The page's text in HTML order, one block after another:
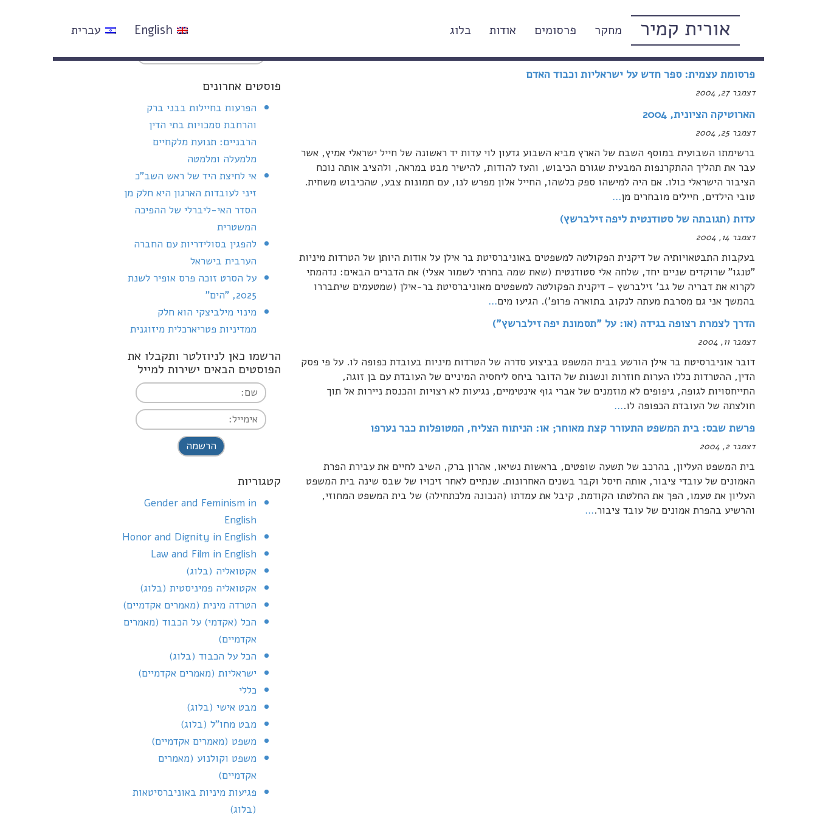
אורית קמיר מחקר פרסומים אודות בלוג עברית English
דצמבר, 2004
פרסומת עצמית: ספר חדש על ישראליות וכבוד האדם
דצמבר 27, 2004
הארוטיקה הציונית, 2004
דצמבר 25, 2004
ברשימתו השבועית במוסף השבת של הארץ מביא השבוע גדעון לוי עדות יד ראשונה של חייל ישראלי אמיץ, אשר
עבר את תהליך ההתקרנפות המבעית שגורם הכיבוש, והעז להודות, להישיר מבט במראה, ולהציב אותה נוכח
הציבור הישראלי כולו. אם היה למישהו ספק כלשהו, החייל אלון מפרש לנו, עם תמונות צבע, שהכיבוש משחית.
טובי הילדים, חיילים מובחרים מן…
עדות (תגובתה של סטודנטית ליפה זילברשץ)
דצמבר 14, 2004
בעקבות התבטאויותיה של דיקנית הפקולטה למשפטים באוניברסיטת בר אילן על אודות היותן של הטרדות מיניות
"טנגו" שרוקדים שניים יחד, שלחה אלי סטודנטית (שאת שמה בחרתי לשמור אצלי) את הדברים הבאים: נדהמתי
לקרוא את דבריה של גב' זילברשץ – דיקנית הפקולטה למשפטים מאוניברסיטת בר-אילן (שמטעמים שיתבררו
בהמשך אני גם מסרבת מעתה לנקוב בתוארה פרופ'). הגיעו מים…
הדרך לצמרת רצופה בגידה (או: על "תסמונת יפה זילברשץ")
דצמבר 11, 2004
דובר אוניברסיטת בר אילן הורשע בבית המשפט בביצוע סדרה של הטרדות מיניות בעובדת כפופה לו. על פי פסק
הדין, ההטרדות כללו הערות חוזרות ונשנות של הדובר ביחס ליחסיה המיניים של העובדת עם בן זוגה,
התייחסויות לגופה, גיפופים לא מוזמנים של אברי גוף אינטימיים, נגיעות לא רצויות והכנסת ניירות אל תוך
חולצתה של העובדת הכפופה לו.…
פרשת שבס: בית המשפט התעורר קצת מאוחר; או: הניתוח הצליח, המטופלות כבר נערפו
דצמבר 2, 2004
בית המשפט העליון, בהרכב של תשעה שופטים, בראשות נשיאו, אהרון ברק, השיב לחיים את עבירת הפרת
האמונים של עובדי ציבור, אותה חיסל וקבר בשנים האחרונות. שנתיים לאחר זיכויו של שבס שינה בית המשפט
העליון את טעמו, הפך את החלטתו הקודמת, קיבל את עמדתו (הנכונה מלכתחילה) של בית המשפט המחוזי,
והרשיע בהפרת אמונים של עובד ציבור.…
פוסטים אחרונים
הפרעות בחיילות בבני ברק
והרחבת סמכויות בתי הדין
הרבניים: תנועת מלקחיים
מלמעלה ומלמטה
אי לחיצת היד של ראש השב"כ
זיני לעובדות הארגון היא חלק מן
הסדר האי-ליברלי של ההפיכה
המשטרית
להפגין בסולידריות עם החברה
הערבית בישראל
על הסרט זוכה פרס אופיר לשנת
2025, "הים"
מינוי מילביצקי הוא חלק
ממדיניות פטריארכלית מיזוגנית
הרשמו כאן לניוזלטר ותקבלו את
הפוסטים הבאים ישירות למייל
I agree terms and
קטגוריות
Gender and Feminism in
English
Honor and Dignity in English
Law and Film in English
אקטואליה (בלוג)
אקטואליה פמיניסטית (בלוג)
הטרדה מינית (מאמרים אקדמיים)
הכל (אקדמי) על הכבוד (מאמרים
אקדמיים)
הכל על הכבוד (בלוג)
ישראליות (מאמרים אקדמיים)
כללי
מבט אישי (בלוג)
מבט מחו"ל (בלוג)
משפט (מאמרים אקדמיים)
משפט וקולנוע (מאמרים
אקדמיים)
פגיעות מיניות באוניברסיטאות
(בלוג)